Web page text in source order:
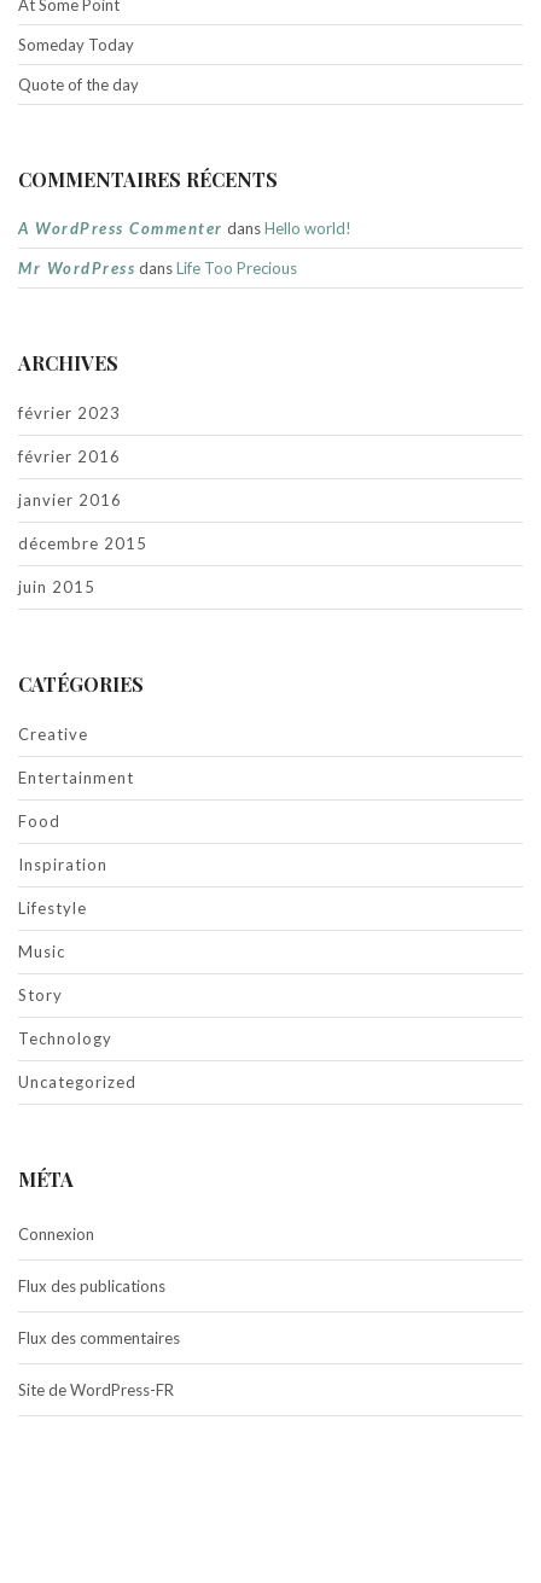
At Some Point
Someday Today
Quote of the day
COMMENTAIRES RÉCENTS
A WordPress Commenter dansHello world!
Mr WordPress dansLife Too Precious
ARCHIVES
février 2023
février 2016
janvier 2016
décembre 2015
juin 2015
CATÉGORIES
Creative
Entertainment
Food
Inspiration
Lifestyle
Music
Story
Technology
Uncategorized
MÉTA
Connexion
Flux des publications
Flux des commentaires
Site de WordPress-FR